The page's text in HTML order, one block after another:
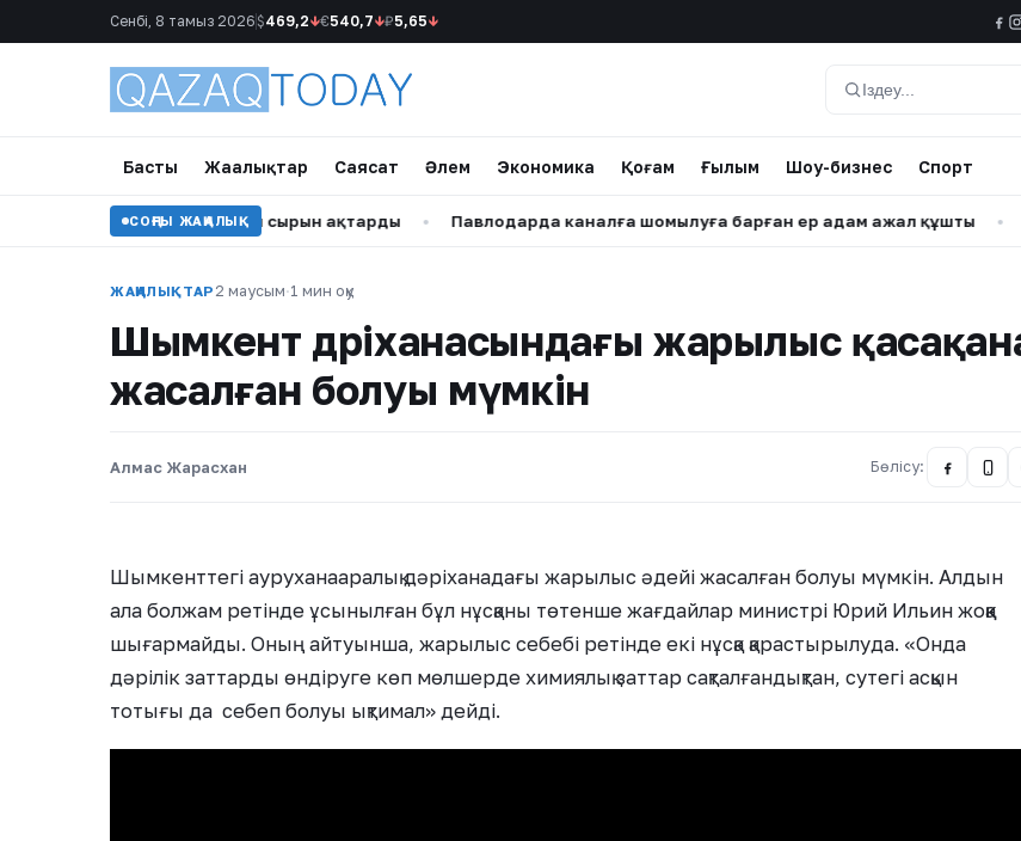
Сенбі, 8 тамыз 2026 $469,2↓€540,7↓₽5,65↓
Іздеу
Басты Жаңалықтар Саясат Әлем Экономика Қоғам Ғылым Шоу-бизнес Спорт
СОҢҒЫ ЖАҢАЛЫҚ
Дариға Бадықова жан сырын ақтарды • Павлодарда каналға шомылуға барған ер адам ажал құшты •
ЖАҢАЛЫҚТАР 2 маусым·1 мин оқу
Шымкент дәріханасындағы жарылыс
жасалған болуы мүмкін
Алмас Жарасхан Бөлісу:
Шымкенттегі ауруханааралық дәріханадағы жарылыс әдейі жасалған болуы мүмкін. Алдын
ала болжам ретінде ұсынылған бұл нұсқаны төтенше жағдайлар министрі Юрий Ильин жоққа
шығармайды. Оның айтуынша, жарылыс себебі ретінде екі нұсқа қарастырылуда. «Онда
дәрілік заттарды өндіруге көп мөлшерде химиялық заттар сақталғандықтан, сутегі асқын
тотығы да себеп болуы ықтимал» дейді.